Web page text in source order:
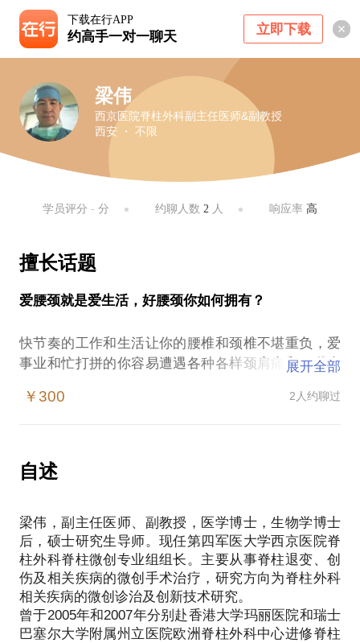
下载在行APP
约高手一对一聊天 立即下载
梁伟
西京医院脊柱外科副主任医师&副教授
西安 ・ 不限
学员评分 - 分 约聊人数 2 人 响应率高
擅长话题
爱腰颈就是爱生活，好腰颈你如何拥有？
快节奏的工作和生活让你的腰椎和颈椎不堪重负，爱
事业和忙打拼的你容易遭遇各种各样颈肩痛和腰腿痛
我在脊柱外科疾病，尤其是颈肩痛和腰腿痛的预防，
为什么你总是颈肩痛/腰腿痛？
你的腰/颈到底怎么了？
怎样康复你的腰/颈？
哪些运动有助于预防腰/颈疾病的发生？
PS.在选择与我见面前，请把你的问题更具体化。毕
竟，一小时的谈话只能解决一个小问题。请把你的问
题提前发给我，方便我做更精细的准备，提升见面效
率。期待与你的见面。
展开全部
￥300 2人约聊过
自述
梁伟，副主任医师、副教授，医学博士，生物学博士
后，硕士研究生导师。现任第四军医大学西京医院脊
柱外科脊柱微创专业组组长。主要从事脊柱退变、创
伤及相关疾病的微创手术治疗，研究方向为脊柱外科
相关疾病的微创诊治及创新技术研究。
曾于2005年和2007年分别赴香港大学玛丽医院和瑞士
巴塞尔大学附属州立医院欧洲脊柱外科中心进修脊柱